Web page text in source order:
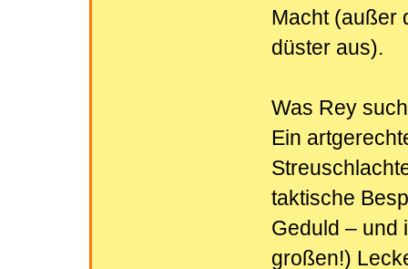
Macht (außer
düster aus).
Was Rey
Ein
taktische
Geduld – und
großen!)